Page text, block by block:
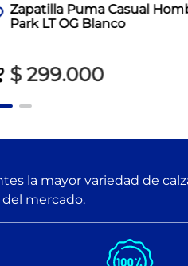
Zapatilla Puma Casual
Park LT OG Blanco
$ 299.000
la mayor variedad de
mercado.